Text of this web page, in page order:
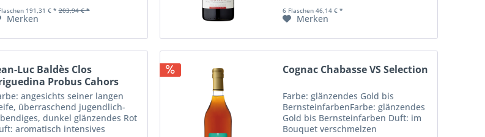
191,31 € * 203,94 € *
Merken
6 Flaschen 46,14 € *
Merken
Luc Baldès Clos
Probus Cahors
angesichts seiner langen
überraschend jugendlich-
dunkel glänzendes Rot
aromatisch intensives
Cognac Chabasse VS Selection
Farbe: glänzendes Gold bis
BernsteinfarbenFarbe: glänzendes
Gold bis Bernsteinfarben Duft: im
Bouquet verschmelzen